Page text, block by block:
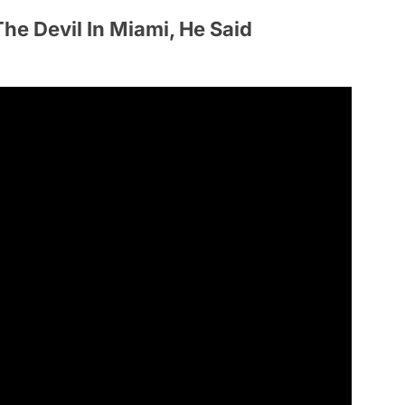
Devil In Miami, He Said